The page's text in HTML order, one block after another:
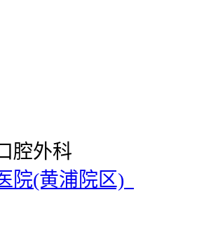
腔外科
院(黄浦院区)